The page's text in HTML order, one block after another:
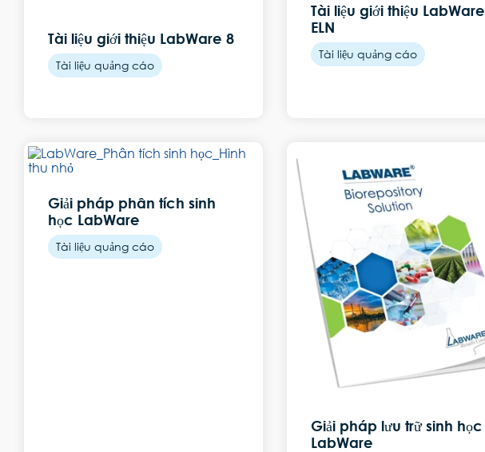
Tài liệu giới thiệu LabWare 8
Tài liệu quảng cáo
Tài liệu giới thiệu LabWare
ELN
Tài liệu quảng cáo
Giải pháp phân tích sinh
học LabWare
Tài liệu quảng cáo
Giải pháp lưu trữ sinh học
LabWare